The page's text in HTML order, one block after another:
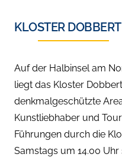
KLOSTER
Auf der Halbinsel am
liegt das Kloster
denkmalgeschützte
Kunstliebhaber und
Führungen durch die
Samstags um 14.00 Uhr